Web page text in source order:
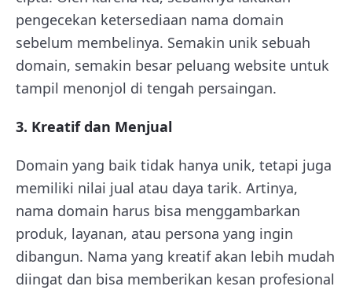
pengecekan ketersediaan nama domain
sebelum membelinya. Semakin unik sebuah
domain, semakin besar peluang website untuk
tampil menonjol di tengah persaingan.
3. Kreatif dan Menjual
Domain yang baik tidak hanya unik, tetapi juga
memiliki nilai jual atau daya tarik. Artinya,
nama domain harus bisa menggambarkan
produk, layanan, atau persona yang ingin
dibangun. Nama yang kreatif akan lebih mudah
diingat dan bisa memberikan kesan profesional